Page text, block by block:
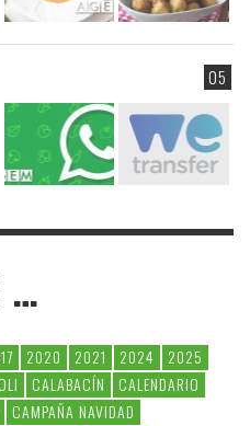
05
…
2020 2021 2024
2025
CALABACÍN
CALENDARIO
CAMPAÑA NAVIDAD